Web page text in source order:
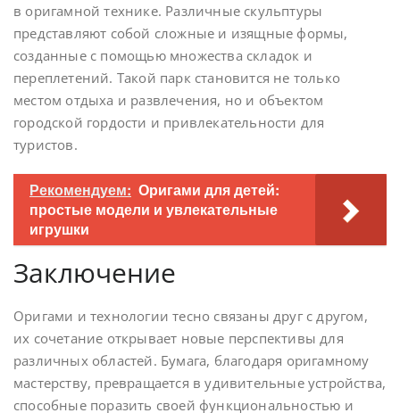
в оригамной технике. Различные скульптуры
представляют собой сложные и изящные формы,
созданные с помощью множества складок и
переплетений. Такой парк становится не только
местом отдыха и развлечения, но и объектом
городской гордости и привлекательности для
туристов.
Рекомендуем: Оригами для детей:
простые модели и увлекательные
игрушки
Заключение
Оригами и технологии тесно связаны друг с другом,
их сочетание открывает новые перспективы для
различных областей. Бумага, благодаря оригамному
мастерству, превращается в удивительные устройства,
способные поразить своей функциональностью и